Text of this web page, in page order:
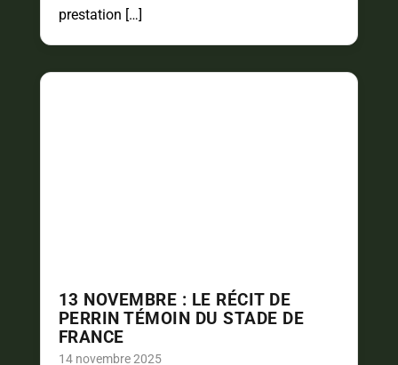
prestation […]
13 NOVEMBRE : LE RÉCIT DE
PERRIN TÉMOIN DU STADE DE
FRANCE
14 novembre 2025